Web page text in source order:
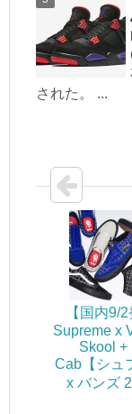
された。 ...
【国内9/2
Supreme x
Skool +
Cab【シュ
x バンズ